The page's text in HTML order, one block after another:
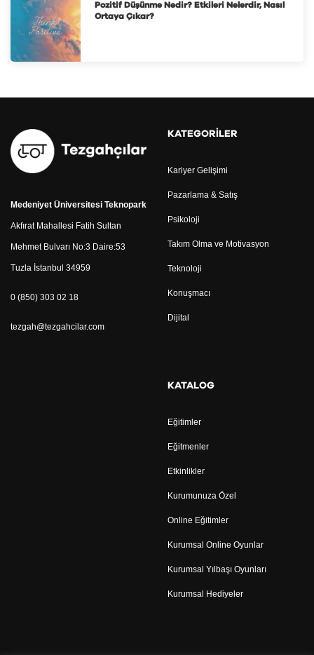
Pozitif Düşünme Nedir? Etkileri Nelerdir, Nasıl
Ortaya Çıkar?
Medeniyet Üniversitesi Teknopark
Akfırat Mahallesi Fatih Sultan
Mehmet Bulvarı No:3 Daire:53
Tuzla İstanbul 34959
0 (850) 303 02 18
tezgah@tezgahcilar.com
KATEGORILER
Kariyer Gelişimi
Pazarlama & Satış
Psikoloji
Takım Olma ve Motivasyon
Teknoloji
Konuşmacı
Dijital
KATALOG
Eğitimler
Eğitmenler
Etkinlikler
Kurumunuza Özel
Online Eğitimler
Kurumsal Online Oyunlar
Kurumsal Yılbaşı Oyunları
Kurumsal Hediyeler